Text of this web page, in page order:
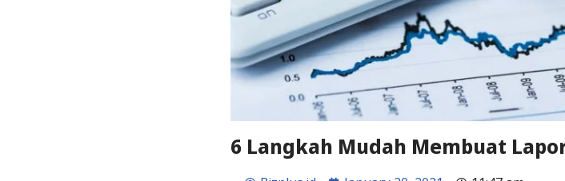
6 Langkah Mudah Membuat